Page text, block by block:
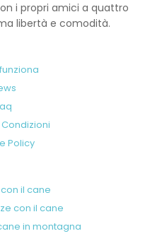
i propri amici a quattro
libertà e comodità.
Condizioni
Policy
il cane
con il cane
in montagna